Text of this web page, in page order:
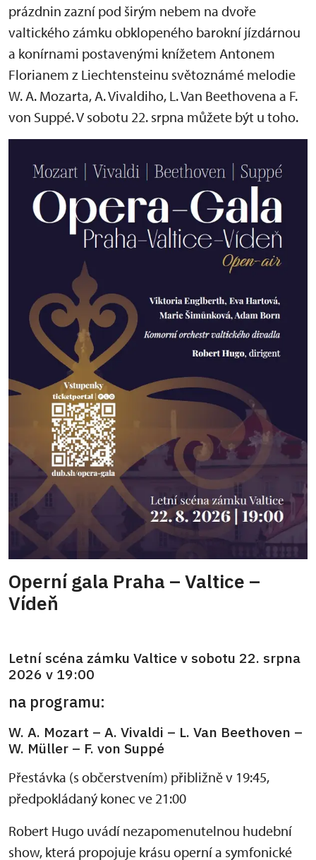
prázdnin zazní pod širým nebem na dvoře
valtického zámku obklopeného barokní jízdárnou
a konírnami postavenými knížetem Antonem
Florianem z Liechtensteinu světoznámé melodie
W. A. Mozarta, A. Vivaldiho, L. Van Beethovena a F.
von Suppé. V sobotu 22. srpna můžete být u toho.
Operní gala Praha – Valtice –
Vídeň
Letní scéna zámku Valtice v sobotu 22. srpna
2026 v 19:00
na programu:
W. A. Mozart – A. Vivaldi – L. Van Beethoven –
W. Müller – F. von Suppé
Přestávka (s občerstvením) přibližně v 19:45,
předpokládaný konec ve 21:00
Robert Hugo uvádí nezapomenutelnou hudební
show, která propojuje krásu operní a symfonické